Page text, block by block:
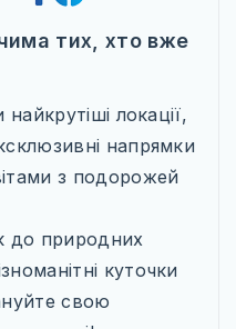
тих, хто вже
найкрутіші локації,
напрямки
з подорожей
до природних
куточки
свою